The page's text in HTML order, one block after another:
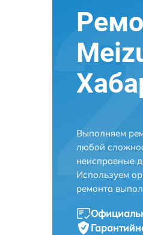
Выполняем
любой
неисправные
Используем
ремонта